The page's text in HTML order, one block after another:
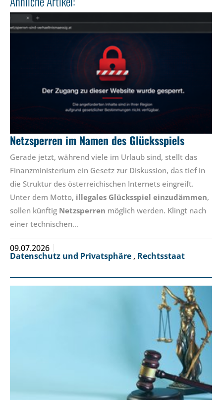
Netzsperren im Namen des Glücksspiels
Gerade jetzt, während viele im Urlaub sind, stellt das
Finanzministerium ein Gesetz zur Diskussion, das tief in
die Struktur des österreichischen Internets eingreift.
Unter dem Motto, illegales Glücksspiel einzudämmen,
sollen künftig Netzsperren möglich werden. Klingt nach
einer technischen…
09.07.2026
Datenschutz und Privatsphäre , Rechtsstaat